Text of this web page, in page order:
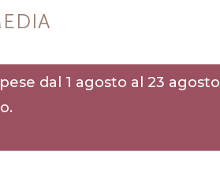
dal 1 agosto al 23 agosto